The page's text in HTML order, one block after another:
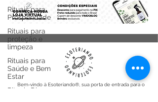
Rituais para
Prosperidade
Rituais para
proteção e
limpeza
Rituais para
Saúde e Bem
Estar
Rituais Diversos
Bem-vindo à Esoteriando®, sua porta de entrada para o